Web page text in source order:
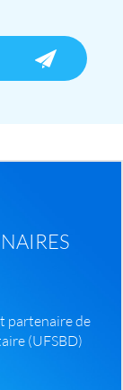
partenaire de
(UFSBD)